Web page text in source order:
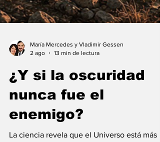
2 ago
13 min de lectura
¿Y si la oscuridad
nunca fue el
enemigo?